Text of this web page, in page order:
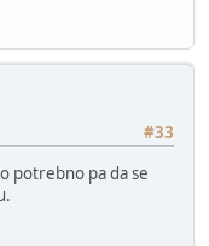
#33
potrebno pa da se